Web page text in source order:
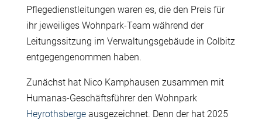
Pflegedienstleitungen waren es, die den Preis für
ihr jeweiliges Wohnpark-Team während der
Leitungssitzung im Verwaltungsgebäude in Colbitz
entgegengenommen haben.
Zunächst hat Nico Kamphausen zusammen mit
Humanas-Geschäftsführer den Wohnpark
Heyrothsbergeausgezeichnet. Denn der hat 2025